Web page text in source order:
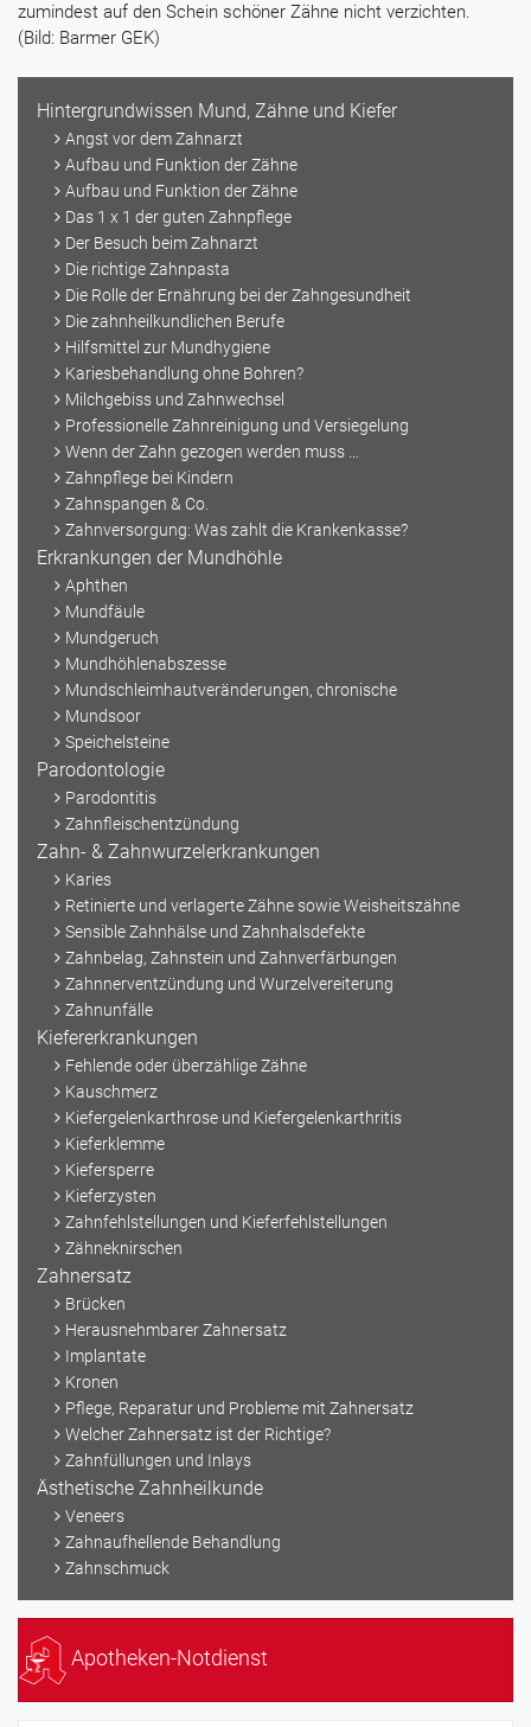
zumindest auf den Schein schöner Zähne nicht verzichten.
(Bild: Barmer GEK)
Hintergrundwissen Mund, Zähne und Kiefer
Angst vor dem Zahnarzt
Aufbau und Funktion der Zähne
Aufbau und Funktion der Zähne
Das 1 x 1 der guten Zahnpflege
Der Besuch beim Zahnarzt
Die richtige Zahnpasta
Die Rolle der Ernährung bei der Zahngesundheit
Die zahnheilkundlichen Berufe
Hilfsmittel zur Mundhygiene
Kariesbehandlung ohne Bohren?
Milchgebiss und Zahnwechsel
Professionelle Zahnreinigung und Versiegelung
Wenn der Zahn gezogen werden muss …
Zahnpflege bei Kindern
Zahnspangen & Co.
Zahnversorgung: Was zahlt die Krankenkasse?
Erkrankungen der Mundhöhle
Aphthen
Mundfäule
Mundgeruch
Mundhöhlenabszesse
Mundschleimhautveränderungen, chronische
Mundsoor
Speichelsteine
Parodontologie
Parodontitis
Zahnfleischentzündung
Zahn- & Zahnwurzelerkrankungen
Karies
Retinierte und verlagerte Zähne sowie Weisheitszähne
Sensible Zahnhälse und Zahnhalsdefekte
Zahnbelag, Zahnstein und Zahnverfärbungen
Zahnnerventzündung und Wurzelvereiterung
Zahnunfälle
Kiefererkrankungen
Fehlende oder überzählige Zähne
Kauschmerz
Kiefergelenkarthrose und Kiefergelenkarthritis
Kieferklemme
Kiefersperre
Kieferzysten
Zahnfehlstellungen und Kieferfehlstellungen
Zähneknirschen
Zahnersatz
Brücken
Herausnehmbarer Zahnersatz
Implantate
Kronen
Pflege, Reparatur und Probleme mit Zahnersatz
Welcher Zahnersatz ist der Richtige?
Zahnfüllungen und Inlays
Ästhetische Zahnheilkunde
Veneers
Zahnaufhellende Behandlung
Zahnschmuck
Apotheken-Notdienst